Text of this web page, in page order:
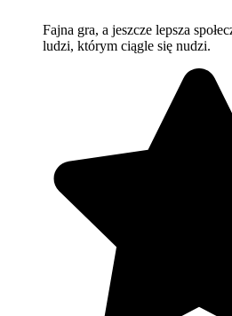
Fajna gra, a jeszcze lepsza
ludzi, którym ciągle się nudzi.